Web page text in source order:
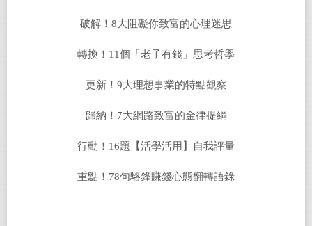
破解！8大阻礙你致富的心理迷思
轉換！11個「老子有錢」思考哲學
更新！9大理想事業的特點觀察
歸納！7大網路致富的金律提綱
行動！16題【活學活用】自我評量
重點！78句駱鋒賺錢心態翻轉語錄